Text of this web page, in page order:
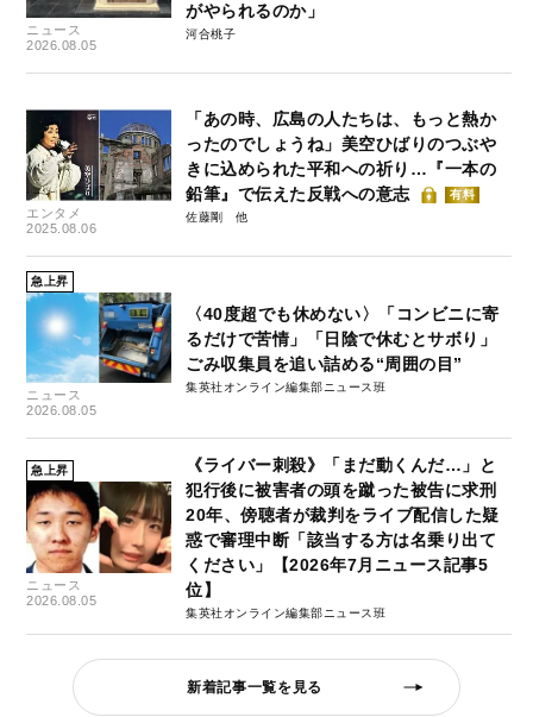
ニュース
2026.08.05
がやられるのか」
河合桃子
エンタメ
2025.08.06
「あの時、広島の人たちは、もっと熱か
ったのでしょうね」美空ひばりのつぶや
きに込められた平和への祈り…『一本の
鉛筆』で伝えた反戦への意志
有料
佐藤剛
急上昇
ニュース
2026.08.05
〈40度超でも休めない〉「コンビニに寄
るだけで苦情」「日陰で休むとサボり」
ごみ収集員を追い詰める“周囲の目”
集英社オンライン編集部ニュース班
急上昇
ニュース
2026.08.05
《ライバー刺殺》「まだ動くんだ…」と
犯行後に被害者の頭を蹴った被告に求刑
20年、傍聴者が裁判をライブ配信した疑
惑で審理中断「該当する方は名乗り出て
ください」【2026年7月ニュース記事5
位】
集英社オンライン編集部ニュース班
新着記事一覧を見る